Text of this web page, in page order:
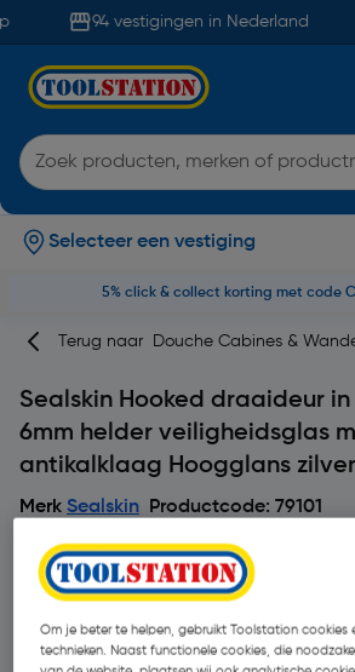
94 vestigingen in Nederland
Selecteer een vestiging
5% click & collect korting met code
Terug naar Douche Cabines &
Sealskin Hooked draaideur
6mm helder veiligheidsglas
antikalklaag Hoogglans zilver
Merk Sealskin Productcode: 79101
Om je beter te helpen, gebruikt Toolstation cookies
technieken. Naast functionele cookies, die